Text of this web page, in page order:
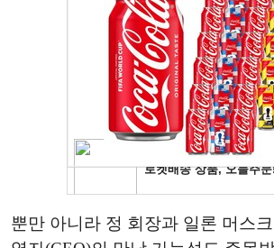
뿐만 아니라 정 회장과 일론 머스